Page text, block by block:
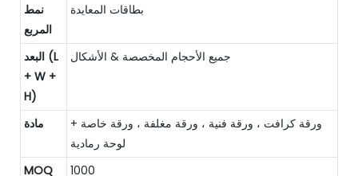
نمط
المربع
بطاقات المعايدة
البعد (L
+ W +
H)
جميع الأحجام المخصصة & الأشكال
مادة
ورقة كرافت ، ورقة فنية ، ورقة مغلفة ، ورقة خاصة +
لوحة رمادية
MOQ
1000